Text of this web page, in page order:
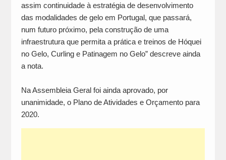
assim continuidade à estratégia de desenvolvimento
das modalidades de gelo em Portugal, que passará,
num futuro próximo, pela construção de uma
infraestrutura que permita a prática e treinos de Hóquei
no Gelo, Curling e Patinagem no Gelo” descreve ainda
a nota.
Na Assembleia Geral foi ainda aprovado, por
unanimidade, o Plano de Atividades e Orçamento para
2020.